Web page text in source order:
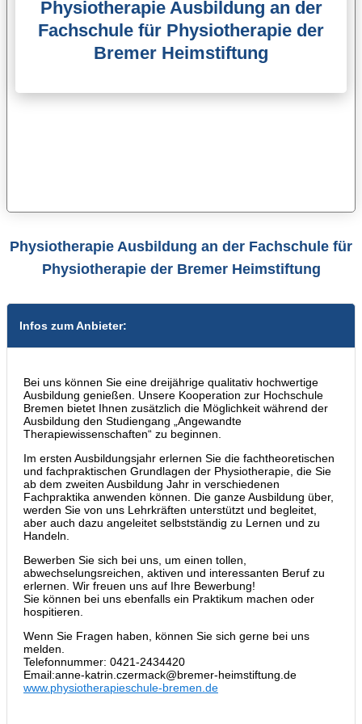
Physiotherapie Ausbildung an der
Fachschule für Physiotherapie der
Bremer Heimstiftung
Physiotherapie Ausbildung an der Fachschule für
Physiotherapie der Bremer Heimstiftung
Infos zum Anbieter:
Bei uns können Sie eine dreijährige qualitativ hochwertige
Ausbildung genießen. Unsere Kooperation zur Hochschule
Bremen bietet Ihnen zusätzlich die Möglichkeit während der
Ausbildung den Studiengang „Angewandte
Therapiewissenschaften“ zu beginnen.
Im ersten Ausbildungsjahr erlernen Sie die fachtheoretischen
und fachpraktischen Grundlagen der Physiotherapie, die Sie
ab dem zweiten Ausbildung Jahr in verschiedenen
Fachpraktika anwenden können. Die ganze Ausbildung über,
werden Sie von uns Lehrkräften unterstützt und begleitet,
aber auch dazu angeleitet selbstständig zu Lernen und zu
Handeln.
Bewerben Sie sich bei uns, um einen tollen,
abwechselungsreichen, aktiven und interessanten Beruf zu
erlernen. Wir freuen uns auf Ihre Bewerbung!
Sie können bei uns ebenfalls ein Praktikum machen oder
hospitieren.
Wenn Sie Fragen haben, können Sie sich gerne bei uns
melden.
Telefonnummer: 0421-2434420
Email:anne-katrin.czermack@bremer-heimstiftung.de
www.physiotherapieschule-bremen.de